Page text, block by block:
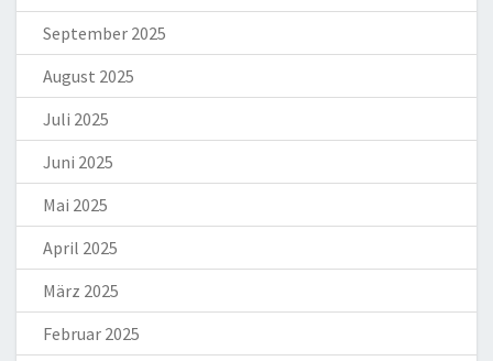
September 2025
August 2025
Juli 2025
Juni 2025
Mai 2025
April 2025
März 2025
Februar 2025